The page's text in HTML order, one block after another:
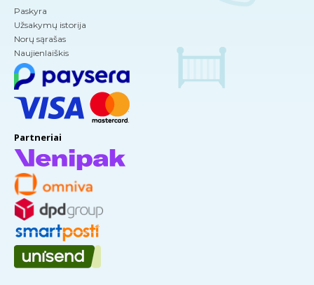
Paskyra
Užsakymų istorija
Norų sąrašas
Naujienlaiškis
Partneriai